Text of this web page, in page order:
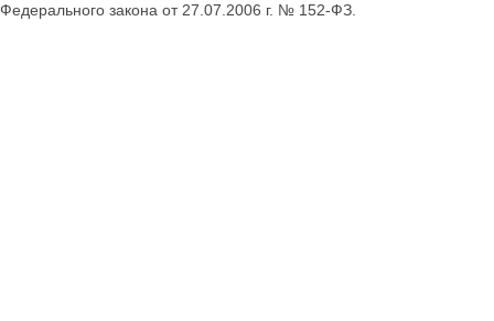
Федерального закона от 27.07.2006 г. № 152-ФЗ.